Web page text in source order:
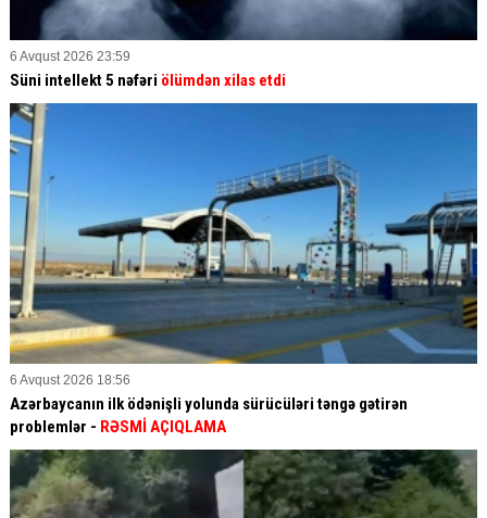
6 Avqust 2026 23:59
Süni intellekt 5 nəfəri ölümdən xilas etdi
6 Avqust 2026 18:56
Azərbaycanın ilk ödənişli yolunda sürücüləri təngə gətirən
problemlər - RƏSMİ AÇIQLAMA